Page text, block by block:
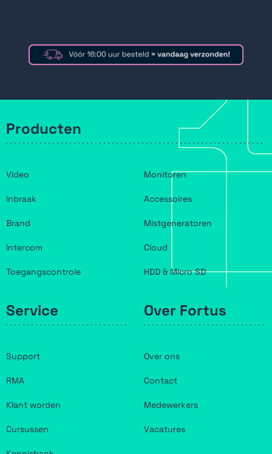
Producten
Video
Inbraak
Brand
Intercom
Toegangscontrole
Monitoren
Accessoires
Mistgeneratoren
Cloud
HDD & Micro SD
Service
Support
RMA
Klant worden
Cursussen
Over Fortus
Over ons
Contact
Medewerkers
Vacatures